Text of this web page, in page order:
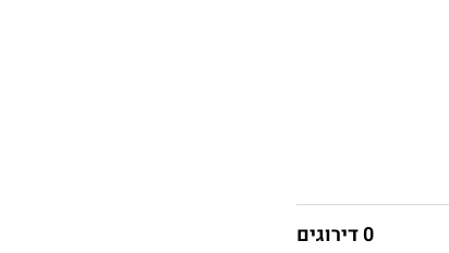
0 דירוגים